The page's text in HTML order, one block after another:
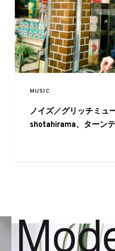
MUSIC
ノイズ／グリッチミュ
shotahirama、ターン